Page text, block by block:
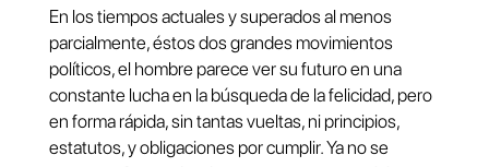
En los tiempos actuales y superados al menos
parcialmente, éstos dos grandes movimientos
políticos, el hombre parece ver su futuro en una
constante lucha en la búsqueda de la felicidad, pero
en forma rápida, sin tantas vueltas, ni principios,
estatutos, y obligaciones por cumplir. Ya no se